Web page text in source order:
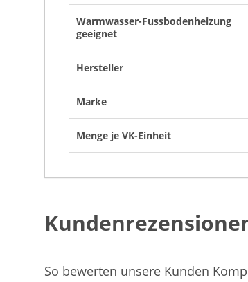
Warmwasser-Fussbodenheizung
geeignet
Hersteller
Marke
Menge je VK-Einheit
So bewerten unsere Kunden